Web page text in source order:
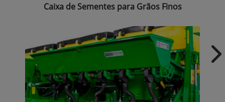
Caixa de Sementes para Grãos Finos